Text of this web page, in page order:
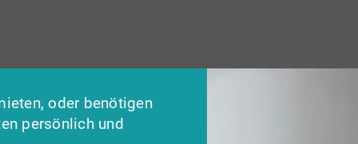
oder benötigen
persönlich und